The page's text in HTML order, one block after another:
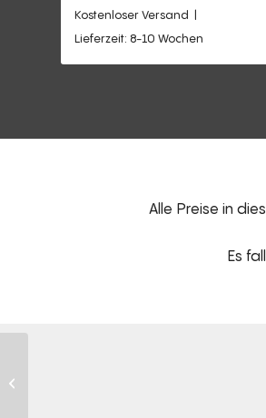
Kostenloser Versand
Lieferzeit: 8-10 Wochen
Alle Preise in
Es